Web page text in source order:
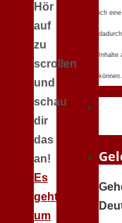
Hör
auf
zu
scrollen
und
schau
dir
das
an!
Es
geht
um
ich
Inhalte